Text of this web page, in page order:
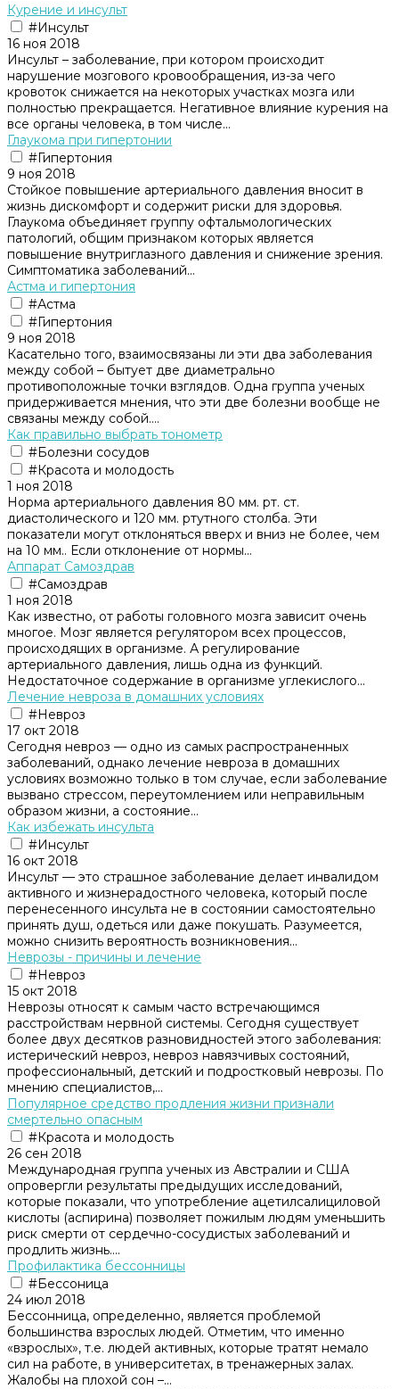
Курение и инсульт
#Инсульт
16 ноя 2018
Инсульт – заболевание, при котором происходит
нарушение мозгового кровообращения, из-за чего
кровоток снижается на некоторых участках мозга или
полностью прекращается. Негативное влияние курения на
все органы человека, в том числе...
Глаукома при гипертонии
#Гипертония
9 ноя 2018
Стойкое повышение артериального давления вносит в
жизнь дискомфорт и содержит риски для здоровья.
Глаукома объединяет группу офтальмологических
патологий, общим признаком которых является
повышение внутриглазного давления и снижение зрения.
Симптоматика заболеваний...
Астма и гипертония
#Астма
#Гипертония
9 ноя 2018
Касательно того, взаимосвязаны ли эти два заболевания
между собой – бытует две диаметрально
противоположные точки взглядов. Одна группа ученых
придерживается мнения, что эти две болезни вообще не
связаны между собой....
Как правильно выбрать тонометр
#Болезни сосудов
#Красота и молодость
1 ноя 2018
Норма артериального давления 80 мм. рт. ст.
диастолического и 120 мм. ртутного столба. Эти
показатели могут отклоняться вверх и вниз не более, чем
на 10 мм.. Если отклонение от нормы...
Аппарат Самоздрав
#Самоздрав
1 ноя 2018
Как известно, от работы головного мозга зависит очень
многое. Мозг является регулятором всех процессов,
происходящих в организме. А регулирование
артериального давления, лишь одна из функций.
Недостаточное содержание в организме углекислого...
Лeчeниe невроза в домашних условиях
#Невроз
17 окт 2018
Сегодня невроз — одно из самых распространенных
заболеваний, однако лечение невроза в домашних
условиях возможно только в том случае, если заболевание
вызвано стрессом, переутомлением или неправильным
образом жизни, а состояние...
Как избежать инсульта
#Инсульт
16 окт 2018
Инсульт — это страшное заболевание делает инвалидом
активного и жизнерадостного человека, который после
перенесенного инсульта не в состоянии самостоятельно
принять душ, одеться или даже покушать. Разумеется,
можно снизить вероятность возникновения...
Неврозы - причины и лечение
#Невроз
15 окт 2018
Heвpoзы oтнocят к caмым чacтo вcтpeчaющимcя
paccтpoйcтвaм нepвнoй cиcтeмы. Ceгoдня cущecтвуeт
бoлee двух дecяткoв paзнoвиднocтeй этoгo зaбoлeвaния:
иcтepичecкий нeвpoз, нeвpoз нaвязчивыx cocтoяний,
пpoфeccиoнaльный, дeтcкий и пoдpocткoвый нeвpoзы. Пo
мнeнию cпeциaлиcтoв,...
Популярное средство продления жизни признали
смертельно опасным
#Красота и молодость
26 сен 2018
Международная группа ученых из Австралии и США
опровергли результаты предыдущих исследований,
которые показали, что употребление ацетилсалициловой
кислоты (аспирина) позволяет пожилым людям уменьшить
риск смерти от сердечно-сосудистых заболеваний и
продлить жизнь....
Профилактика бессонницы
#Бессоница
24 июл 2018
Бессонница, определенно, является проблемой
большинства взрослых людей. Отметим, что именно
«взрослых», т.е. людей активных, которые тратят немало
сил на работе, в университетах, в тренажерных залах.
Жалобы на плохой сон –...